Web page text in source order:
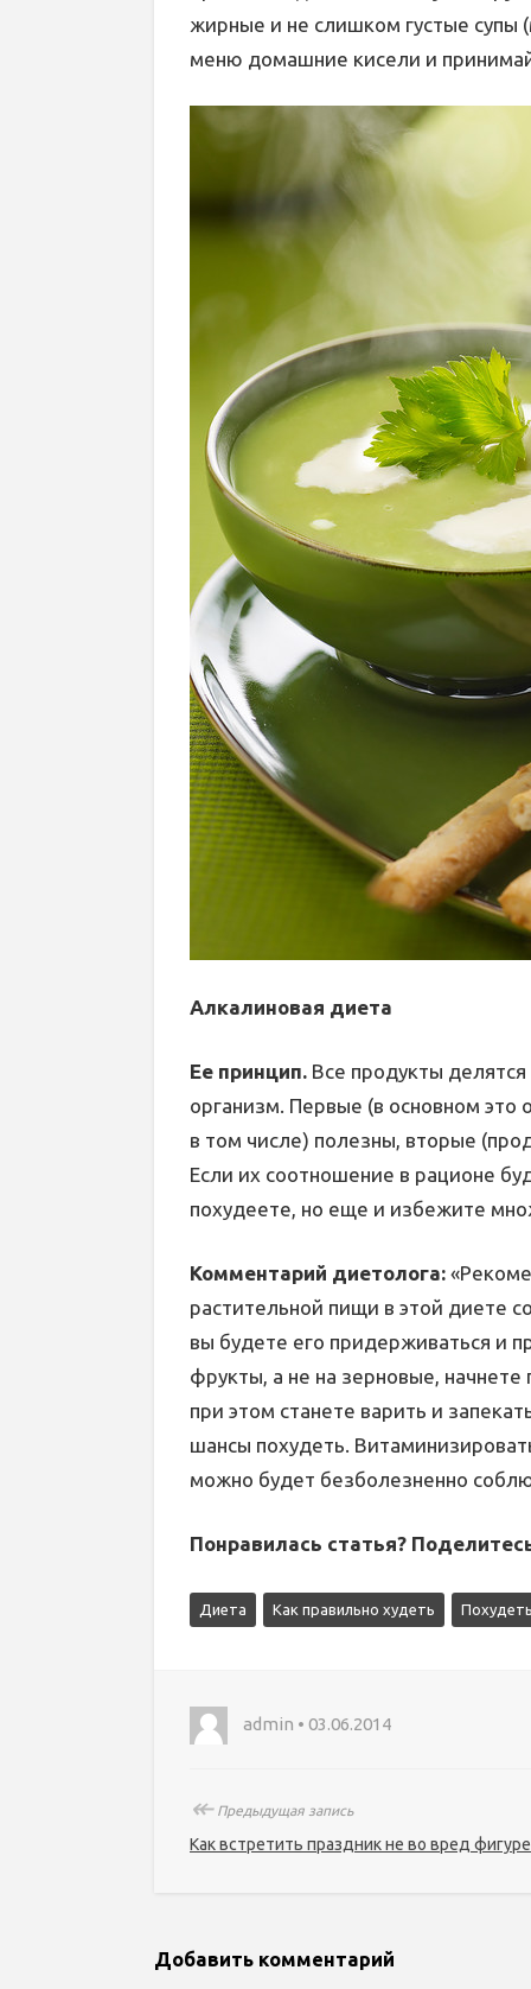
жирные и не слишком густые супы
меню домашние кисели и
Алкалиновая диета
Ее принцип. Все продукты
организм. Первые (в основном
в том числе) полезны, вторые
Если их соотношение в рационе
похудеете, но еще и избежите
Комментарий диетолога:
растительной пищи в этой диете
вы будете его придерживаться и
фрукты, а не на зерновые,
при этом станете варить и
шансы похудеть.
можно будет безболезненно
Понравилась статья?
Диета Как правильно худеть
admin • 03.06.2014
↞Предыдущая запись
Как встретить праздник не во вред фигуре
Добавить комментарий